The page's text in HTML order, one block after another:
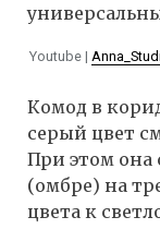
Youtube |
Комод в
серый цвет
При этом она
(омбре) на
цвета к